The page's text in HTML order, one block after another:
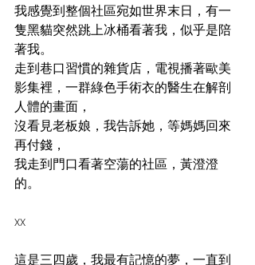
我感覺到整個社區宛如世界末日，有一
隻黑貓突然跳上冰桶看著我，似乎是陪
著我。
走到巷口習慣的雜貨店，電視播著歐美
影集裡，一群綠色手術衣的醫生在解剖
人體的畫面，
沒看見老板娘，我告訴她，等媽媽回來
再付錢，
我走到門口看著空蕩的社區，黃澄澄
的。
xx
這是三四歲，我最有記憶的夢，一直到